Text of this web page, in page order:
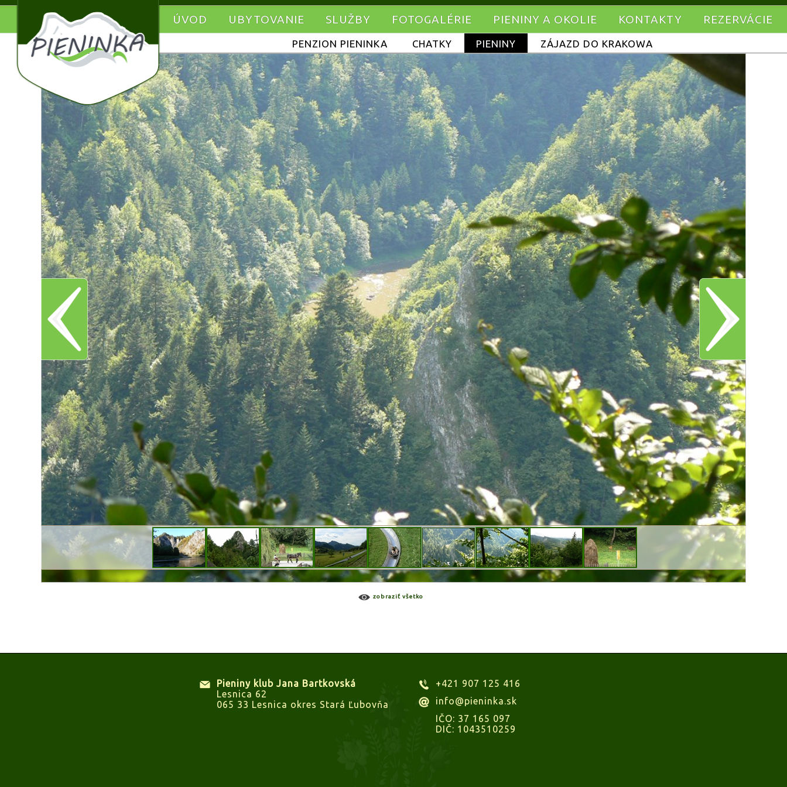
ÚVOD UBYTOVANIE SLUŽBY FOTOGALÉRIE PIENINY A OKOLIE KONTAKTY REZERVÁCIE
PENZION PIENINKA CHATKY PIENINY ZÁJAZD DO KRAKOWA
zobraziť všetko
Pieniny klub Jana Bartkovská
Lesnica 62
065 33 Lesnica okres Stará Ľubovňa
+421 907 125 416
info@pieninka.sk
IČO: 37 165 097
DIČ: 1043510259